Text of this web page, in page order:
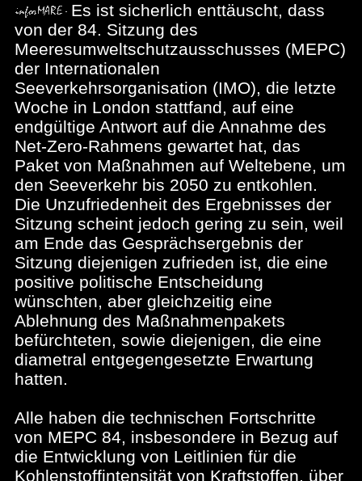
Es ist sicherlich enttäuscht, dass
von der 84. Sitzung des
Meeresumweltschutzausschusses (MEPC)
der Internationalen
Seeverkehrsorganisation (IMO), die letzte
Woche in London stattfand, auf eine
endgültige Antwort auf die Annahme des
Net-Zero-Rahmens gewartet hat, das
Paket von Maßnahmen auf Weltebene, um
den Seeverkehr bis 2050 zu entkohlen.
Die Unzufriedenheit des Ergebnisses der
Sitzung scheint jedoch gering zu sein, weil
am Ende das Gesprächsergebnis der
Sitzung diejenigen zufrieden ist, die eine
positive politische Entscheidung
wünschten, aber gleichzeitig eine
Ablehnung des Maßnahmenpakets
befürchteten, sowie diejenigen, die eine
diametral entgegengesetzte Erwartung
hatten.
Alle haben die technischen Fortschritte
von MEPC 84, insbesondere in Bezug auf
die Entwicklung von Leitlinien für die
Kohlenstoffintensität von Kraftstoffen, über